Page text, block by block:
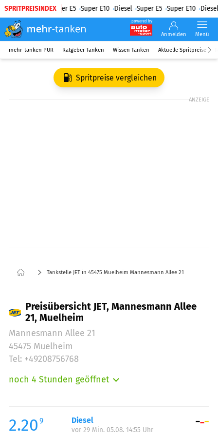
SPRITPREISINDEX
Diesel Super E5 Super E10 Diesel Super E5 Super E10 Diesel
powered by
Anmelden Menü
mehr-tanken PUR Ratgeber Tanken Wissen Tanken Aktuelle Spritpreise
Spritpreise vergleichen
ANZEIGE
Tankstelle JET in 45475 Muelheim Mannesmann Allee 21
Preisübersicht JET, Mannesmann Allee
21, Muelheim
Mannesmann Allee 21
45475 Muelheim
Tel: +49208756768
noch 4 Stunden geöffnet
Mittwoch:
06:00-22:00
Donnerstag:
2.20 9 Diesel
vor 29 Min. 05.08. 14:55 Uhr